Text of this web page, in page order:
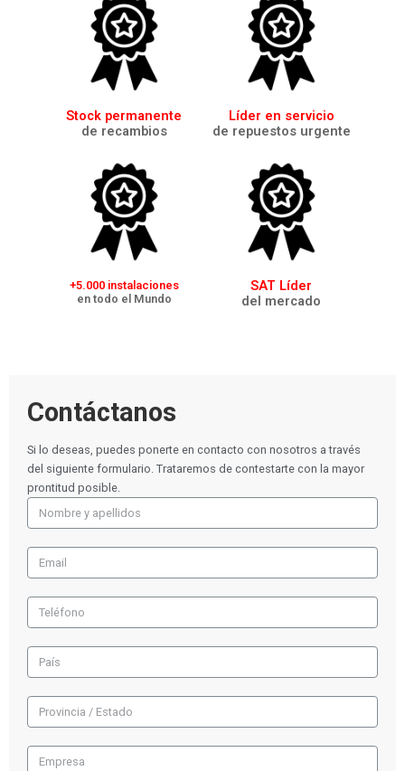
Stock permanente
de recambios
Líder en servicio
de repuestos urgente
+5.000 instalaciones
en todo el Mundo
SAT Líder
del mercado
Contáctanos
Si lo deseas, puedes ponerte en contacto con nosotros a través
del siguiente formulario. Trataremos de contestarte con la mayor
prontitud posible.